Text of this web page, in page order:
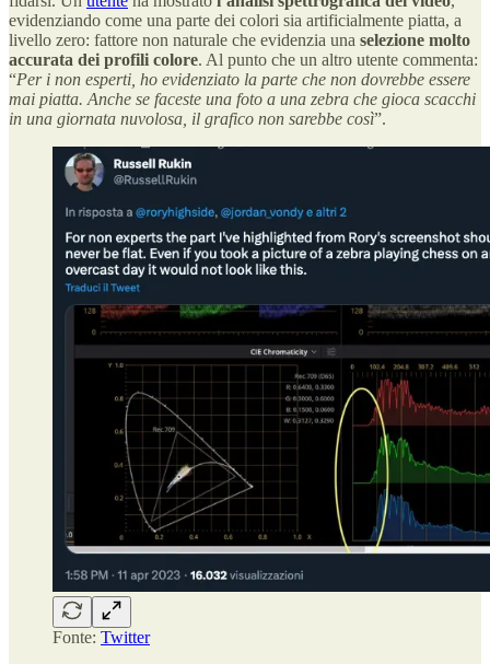
evidenziando come una parte dei colori sia artificialmente piatta, a
livello zero: fattore non naturale che evidenzia una selezione molto
accurata dei profili colore. Al punto che un altro utente commenta:
“Per i non esperti, ho evidenziato la parte che non dovrebbe essere
mai piatta. Anche se faceste una foto a una zebra che gioca scacchi
in una giornata nuvolosa, il grafico non sarebbe così”.
Fonte: Twitter